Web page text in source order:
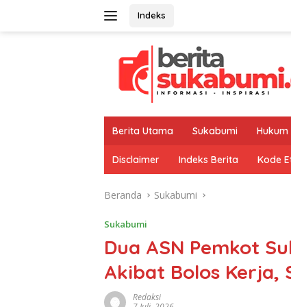
Indeks
Berita Utama Sukabumi Hukum
Disclaimer Indeks Berita Kode
Beranda Sukabumi
Sukabumi
​Dua ASN Pemkot
Akibat Bolos Kerja,
Redaksi